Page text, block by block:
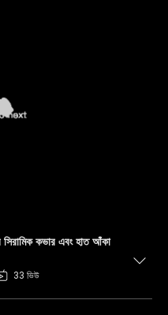
কভার এবং হাত আঁকা
33 ভিউ